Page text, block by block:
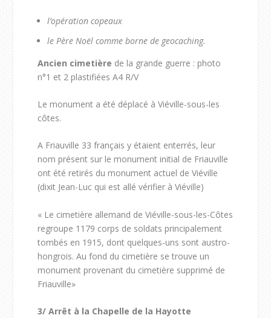
l’opération copeaux
le Père Noël comme borne de geocaching.
Ancien cimetière de la grande guerre : photo
n°1 et 2 plastifiées A4 R/V
Le monument a été déplacé à Viéville-sous-les
côtes.
A Friauville 33 français y étaient enterrés, leur
nom présent sur le monument initial de Friauville
ont été retirés du monument actuel de Viéville
(dixit Jean-Luc qui est allé vérifier à Viéville)
« Le cimetière allemand de Viéville-sous-les-Côtes
regroupe 1179 corps de soldats principalement
tombés en 1915, dont quelques-uns sont austro-
hongrois. Au fond du cimetière se trouve un
monument provenant du cimetière supprimé de
Friauville»
3/Arrêt à la Chapelle de la Hayotte